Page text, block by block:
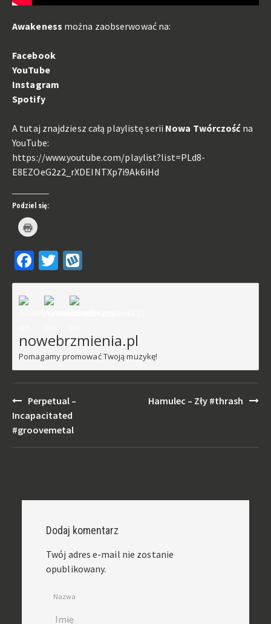
Awakeness można zaobserwować na:
Facebook
YouTube
Instagram
Spotify
A tutaj znajdziesz całą playlistę serii Nowa Twórczośćna
YouTube:
https://www.youtube.com/playlist?list=PLd8-
E8EZOeG2z2_rXDEINTXp7i9Ak6iHd
Podziel się:
Kliknij
by
w
nowym
oknie)
Facebook
Twitter
nowebrzmienia.pl
Pomagamy promować Twoją muzykę!
Post
navigation
Perpetual –
Incapacitated
#groovemetal
Hamulec – Zły #thrash
Dodaj komentarz
Twój adres e-mail nie zostanie
opublikowany.
Nazwa